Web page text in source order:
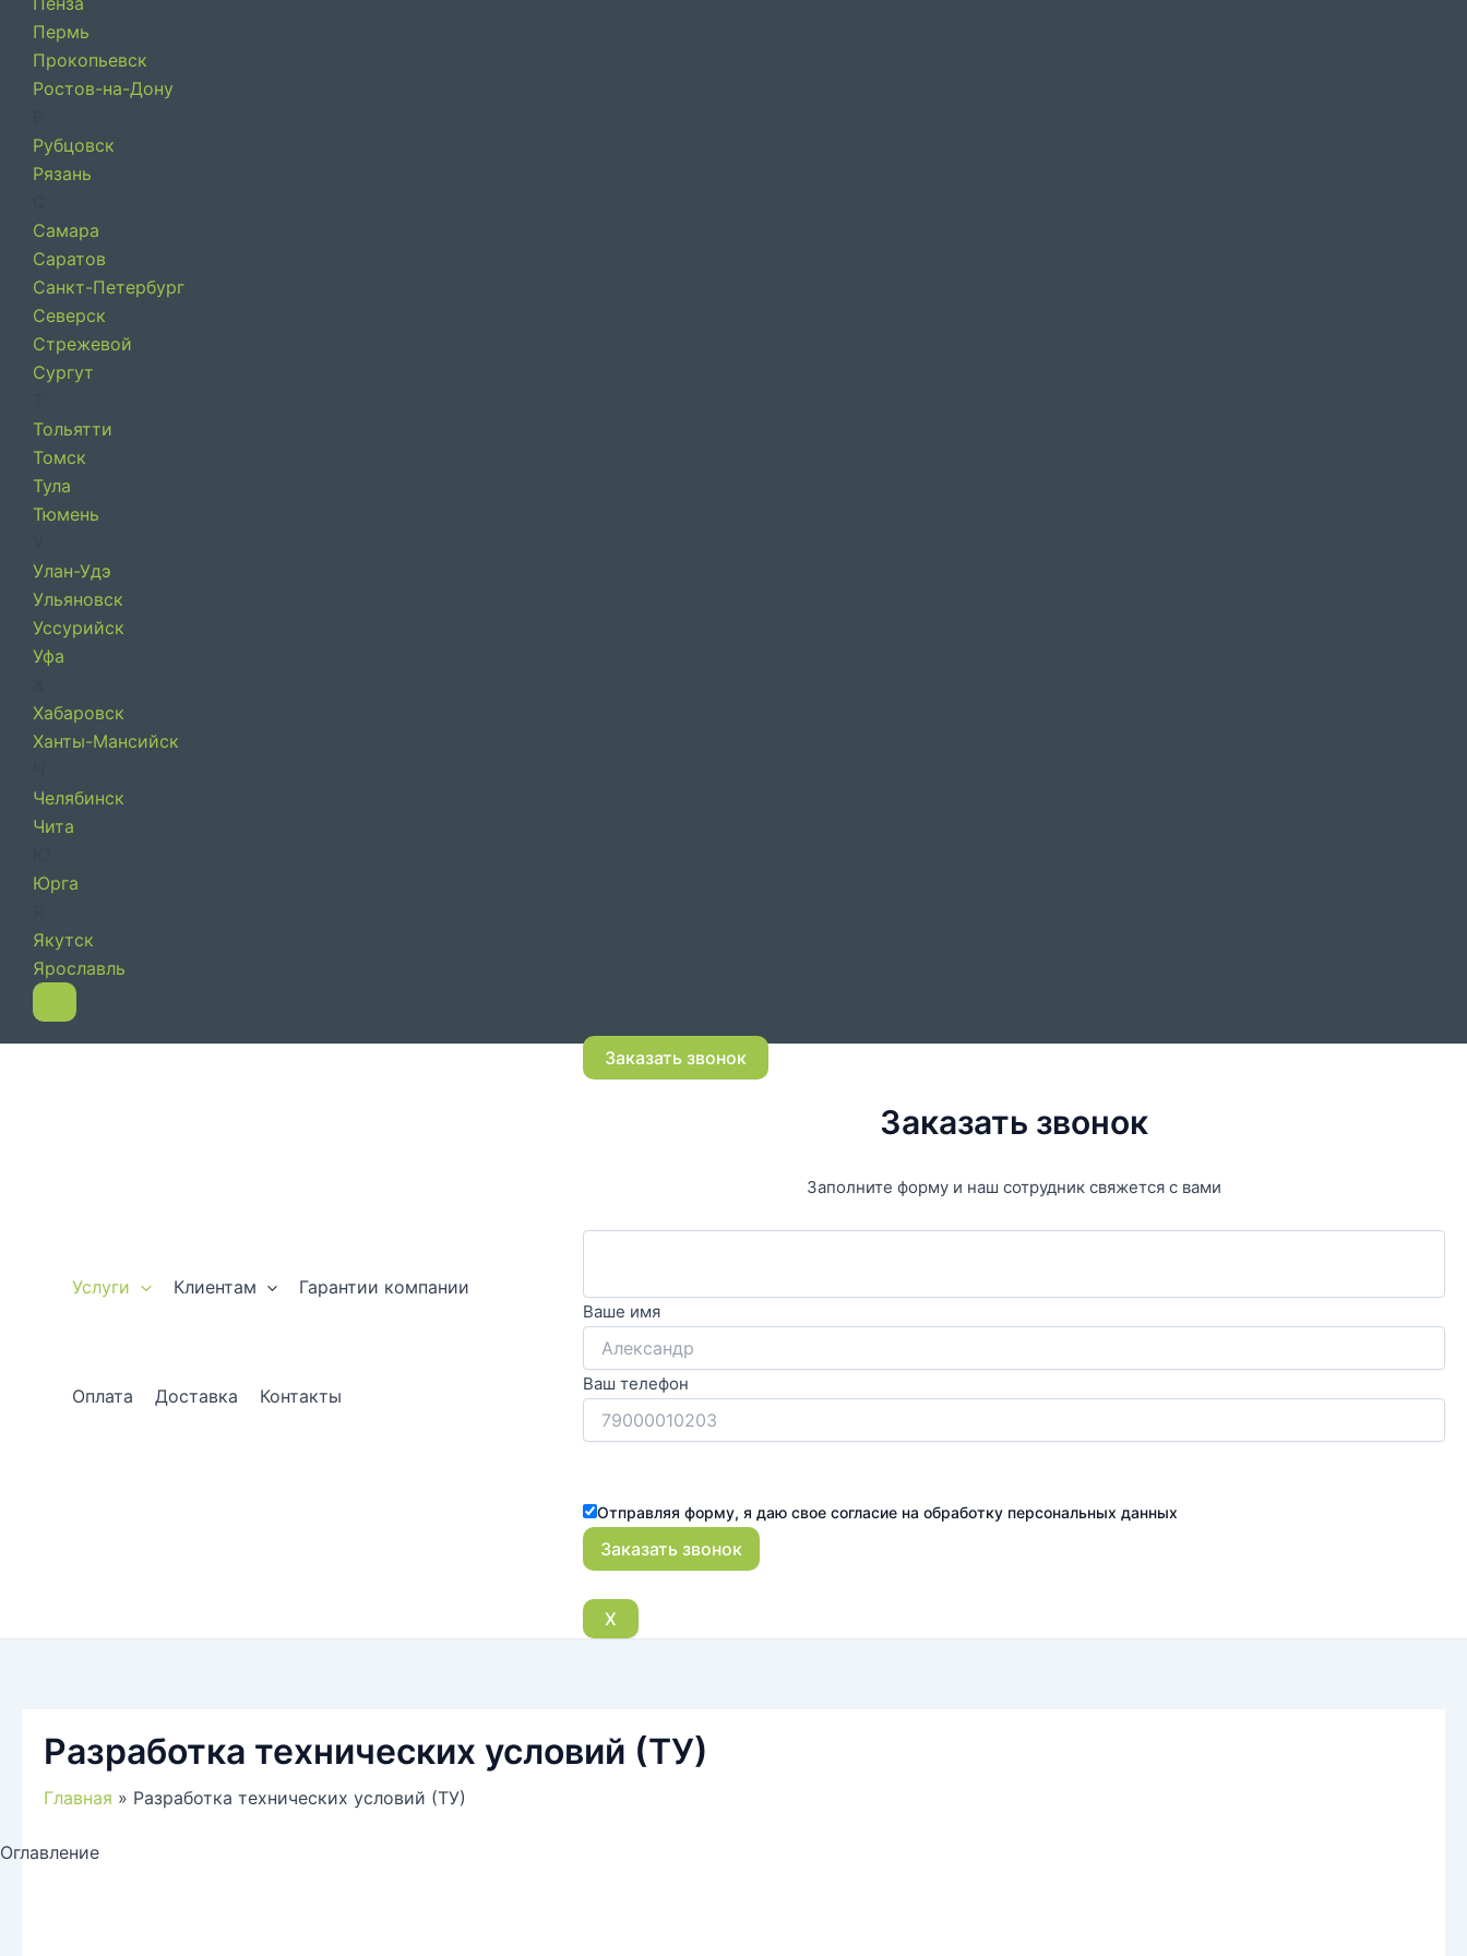
Пермь
Прокопьевск
Ростов-на-Дону
Рубцовск
Рязань
Самара
Саратов
Санкт-Петербург
Северск
Стрежевой
Сургут
Тольятти
Томск
Тула
Тюмень
Улан-Удэ
Ульяновск
Уссурийск
Уфа
Хабаровск
Ханты-Мансийск
Челябинск
Чита
Юрга
Якутск
Ярославль
Услуги Клиентам Гарантии компании
Оплата Доставка Контакты
Заказать звонок
Заказать звонок
Заполните форму и наш сотрудник свяжется с вами
Ваше имя
Ваш телефон
Отправляя форму, я даю свое согласие на обработку персональных данных
X
Разработка технических условий (ТУ)
Главная Разработка технических условий (ТУ)
Оглавление